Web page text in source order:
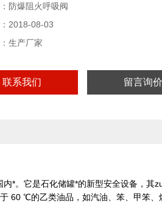
防爆阻火呼吸阀
2018-08-03
生产厂家
联系我们 留言询价
*。它是石化储罐*的新型安全设备，其
60 ℃的乙类油品，如汽油、笨、甲笨、